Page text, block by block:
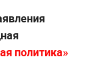
политика»